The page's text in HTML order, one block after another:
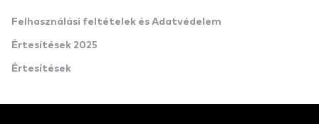
Felhasználási feltételek és Adatvédelem
Értesítések 2025
Értesítések